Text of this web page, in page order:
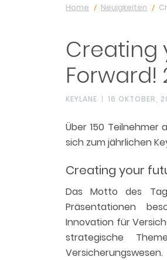
Home Neuigkeiten
Creating
Forward!
KEYLANE 16 OKTOBER,
Über 150
sich zum jährlichen
Creating your
Das Motto des
Präsentationen
Innovation für
strategische